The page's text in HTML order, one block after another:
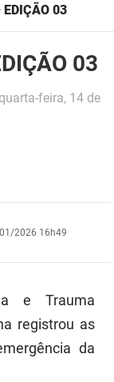
EDIÇÃO 03
03
2026 16h49
feira, 14 de
e Trauma
registrou as
da